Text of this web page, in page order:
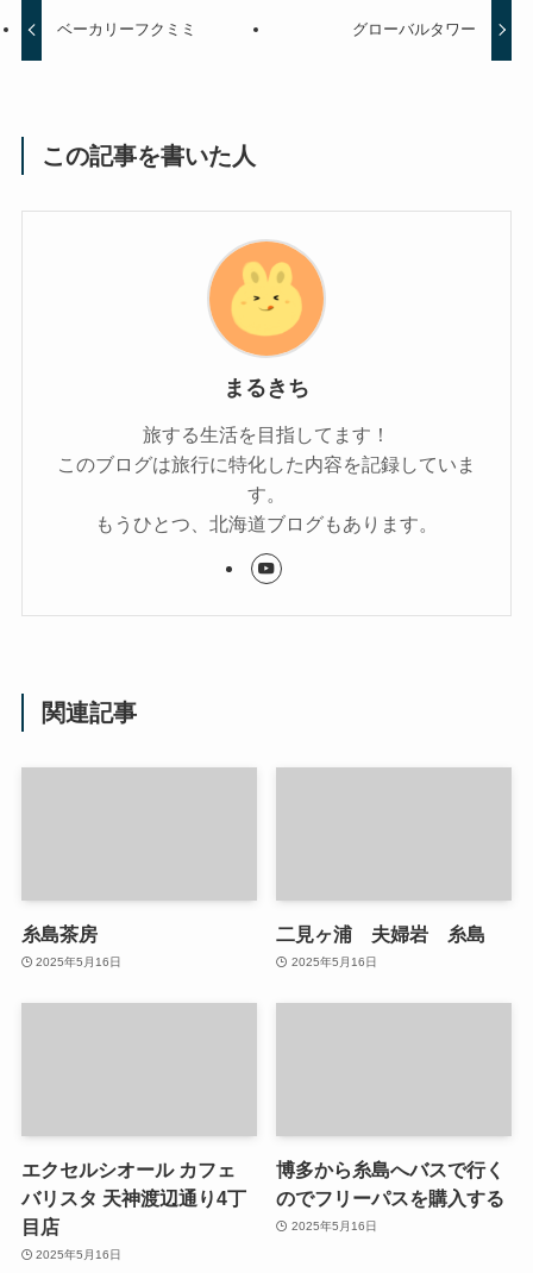
ベーカリーフクミミ グローバルタワー
この記事を書いた人
まるきち
旅する生活を目指してます！
このブログは旅行に特化した内容を記録していま
す。
もうひとつ、北海道ブログもあります。
関連記事
糸島茶房
2025年5月16日
二見ヶ浦 夫婦岩 糸島
2025年5月16日
エクセルシオール カフェ
バリスタ 天神渡辺通り4丁
目店
2025年5月16日
博多から糸島へバスで行く
のでフリーパスを購入する
2025年5月16日